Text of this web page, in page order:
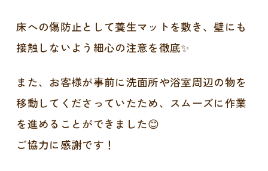
床への傷防止として養生マットを敷き、壁にも
接触しないよう細心の注意を徹底✨
また、お客様が事前に洗面所や浴室周辺の物を
移動してくださっていたため、スムーズに作業
を進めることができました😊
ご協力に感謝です！